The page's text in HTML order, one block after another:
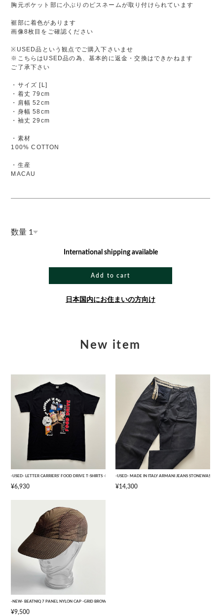
胸元ポケット部に小ぶりのピスネームが取り付けられています
裾部に着色があります
画像8枚目をご確認ください
※USED品という観点でご購入下さいませ
※こちらはUSED品の為、基本的に返金・交換はできかねます
ご了承下さい
・サイズ [L]
・着丈 79cm
・肩幅 52cm
・身幅 58cm
・袖丈 29cm
・素材
100% COTTON
・生産
MACAU
数量
International shipping available
Add to cart
日本国内にお住まいの方向け
New item
-USED- LETTER CARRIERS' FOOD DRIVE T-SHIRTS -BLACK- [L]
¥6,930
-USED- MADE IN ITALY ARMANI JEANS
¥14,300
-NEW- BEATNIQ 7 PANEL NYLON CAP -GRID BROWN CAMOUFLAGE- [ONE SIZE]
¥9,500